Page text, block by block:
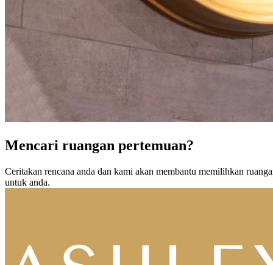
Mencari ruangan pertemuan?
Ceritakan rencana anda dan kami akan membantu memilihkan
untuk anda.